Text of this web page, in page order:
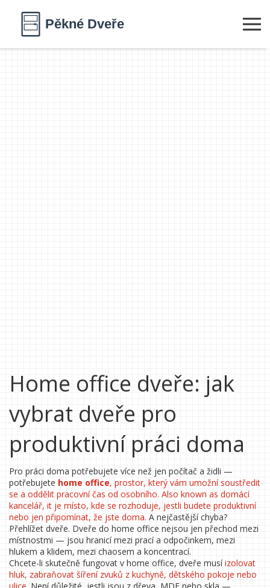
Home office dveře: jak
vybrat dveře pro
produktivní práci doma
Pro práci doma potřebujete více než jen počítač a židli —
potřebujete home office, prostor, který vám umožní soustředit
se a oddělit pracovní čas od osobního. Also known as domácí
kancelář, it je místo, kde se rozhoduje, jestli budete produktivní
nebo jen připomínat, že jste doma. A nejčastější chyba?
Přehlížet dveře. Dveře do home office nejsou jen přechod mezi
místnostmi — jsou hranicí mezi prací a odpočinkem, mezi
hlukem a klidem, mezi chaosem a koncentrací.
Chcete-li skutečně fungovat v home office, dveře musíizolovat
hluk, zabraňovat šíření zvuků z kuchyně, dětského pokoje nebo